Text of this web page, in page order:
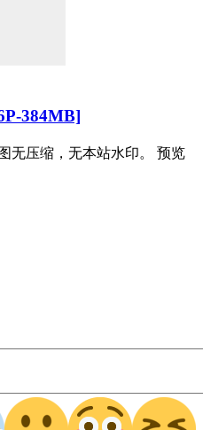
384MB]
无压缩，无本站水印。 预览